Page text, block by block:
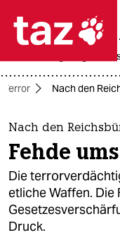

themen
politik
öko
gesellschaft
Terror Nach den
Nach den
Fehde
Die
etliche Waffen. Die
Druck.